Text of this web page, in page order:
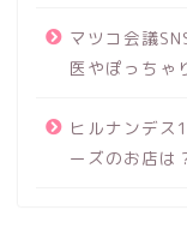
マツコ会議
医やぽっちゃ
ヒルナンデス
ーズのお店は